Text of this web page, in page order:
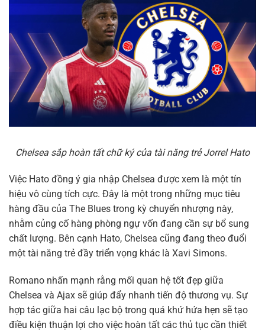
Chelsea sắp hoàn tất chữ ký của tài năng trẻ Jorrel Hato
Việc Hato đồng ý gia nhập Chelsea được xem là một tín
hiệu vô cùng tích cực. Đây là một trong những mục tiêu
hàng đầu của The Blues trong kỳ chuyển nhượng này,
nhằm củng cố hàng phòng ngự vốn đang cần sự bổ sung
chất lượng. Bên cạnh Hato, Chelsea cũng đang theo đuổi
một tài năng trẻ đầy triển vọng khác là Xavi Simons.
Romano nhấn mạnh rằng mối quan hệ tốt đẹp giữa
Chelsea và Ajax sẽ giúp đẩy nhanh tiến độ thương vụ. Sự
hợp tác giữa hai câu lạc bộ trong quá khứ hứa hẹn sẽ tạo
điều kiện thuận lợi cho việc hoàn tất các thủ tục cần thiết